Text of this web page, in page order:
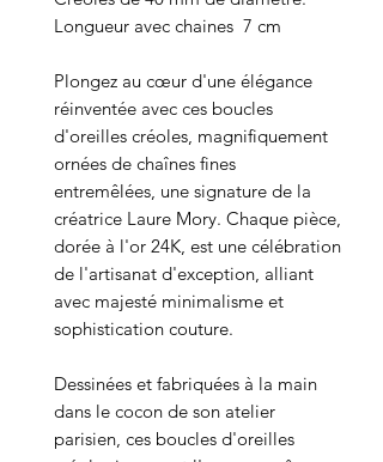
Longueur avec chaines 7 cm
Plongez au cœur d'une élégance
réinventée avec ces boucles
d'oreilles créoles, magnifiquement
ornées de chaînes fines
entremêlées, une signature de la
créatrice Laure Mory. Chaque pièce,
dorée à l'or 24K, est une célébration
de l'artisanat d'exception, alliant
avec majesté minimalisme et
sophistication couture.
Dessinées et fabriquées à la main
dans le cocon de son atelier
parisien, ces boucles d'oreilles